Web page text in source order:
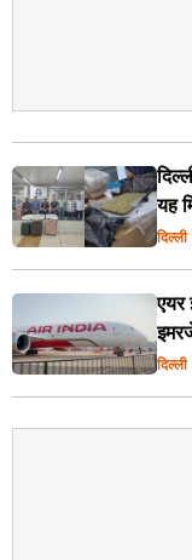
यह
दिल्ली
एयर
दिल्ली